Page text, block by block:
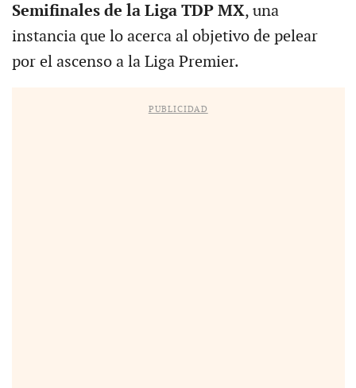
Semifinales de la Liga TDP MX, una
instancia que lo acerca al objetivo de pelear
por el ascenso a la Liga Premier.
PUBLICIDAD